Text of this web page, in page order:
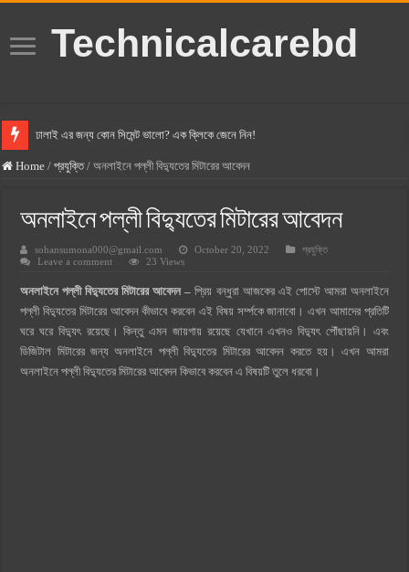
Technicalcarebd
ঢালাই এর জন্য কোন সিমেন্ট ভালো? এক ক্লিকে জেনে নিন!
বসুন্ধরা সিমেন্ট এর দাম ২০২৫
হোলসিম সিমেন্ট দাম ২০২৫
সুপারক্রিট সিমেন্ট দাম ২০২৫
ওয়ালটন মোবাইল কিস্তিতে কেনার নিয়ম ২০২৫
ওয়ালটন টিভি কিস্তিতে কেনার নিয়ম ২০২৫
গ্রামে লাভজনক ব্যবসা ২০২৫ ও গ্রামের বাজারে ব্যবসার আইডিয়া
Home / প্রযুক্তি / অনলাইনে পল্লী বিদ্যুতের মিটারের আবেদন
অনলাইনে পল্লী বিদ্যুতের মিটারের আবেদন
sohansumona000@gmail.com October 20, 2022
প্রযুক্তি
Leave a comment
23 Views
অনলাইনে পল্লী বিদ্যুতের মিটারের আবেদন – প্রিয় বন্ধুরা আজকের এই পোস্টে আমরা অনলাইনে
পল্লী বিদ্যুতের মিটারের আবেদন কীভাবে করবেন এই বিষয় সর্ম্পকে জানাবো। এখন আমাদের প্রতিটি
ঘরে ঘরে বিদ্যুৎ রয়েছে। কিন্তু এমন জায়গায় রয়েছে যেখানে এখনও বিদ্যুৎ পৌঁছায়নি। এবং
ডিজিটাল মিটারের জন্য অনলাইনে পল্লী বিদ্যুতের মিটারের আবেদন করতে হয়। এখন আমরা
অনলাইনে পল্লী বিদ্যুতের মিটারের আবেদন কিভাবে করবেন এ বিষয়টি তুলে ধরবো।